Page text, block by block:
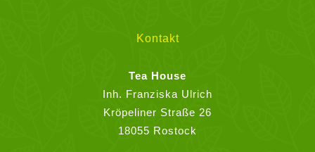
der
Produktseite
gewählt
Kontakt
Tea House
Inh. Franziska Ulrich
Kröpeliner Straße 26
18055 Rostock